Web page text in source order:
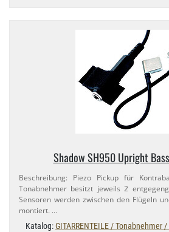
Shadow SH950 Upright
Beschreibung: Piezo Pickup für
Tonabnehmer besitzt jeweils 2
Sensoren werden zwischen den Flügeln
montiert. …
Katalog:GITARRENTEILE / Tonabnehmer